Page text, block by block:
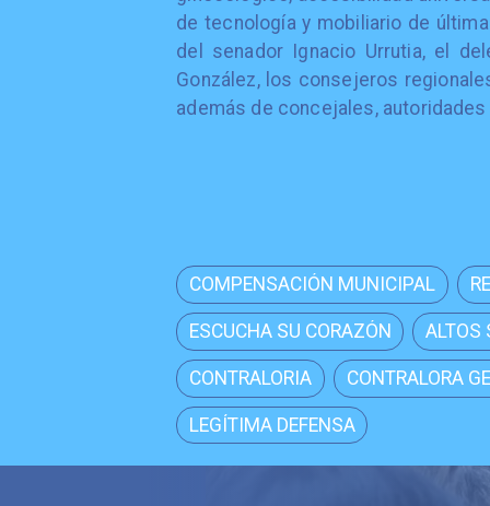
de tecnología y mobiliario de
del senador Ignacio Urrutia, el
González, los consejeros
además de concejales,
COMPENSACIÓN MUNICIPAL
ESCUCHA SU CORAZÓN ALTOS
CONTRALORIA CONTRALORA
LEGÍTIMA DEFENSA